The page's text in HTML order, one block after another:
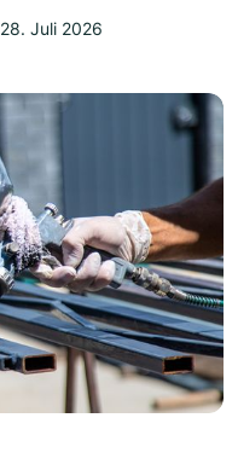
28. Juli 2026